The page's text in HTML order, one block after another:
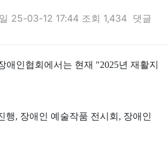
25-03-12 17:44 조회 1,434 댓글
애인협회에서는 현재 "2025년 재활지
행, 장애인 예술작품 전시회, 장애인